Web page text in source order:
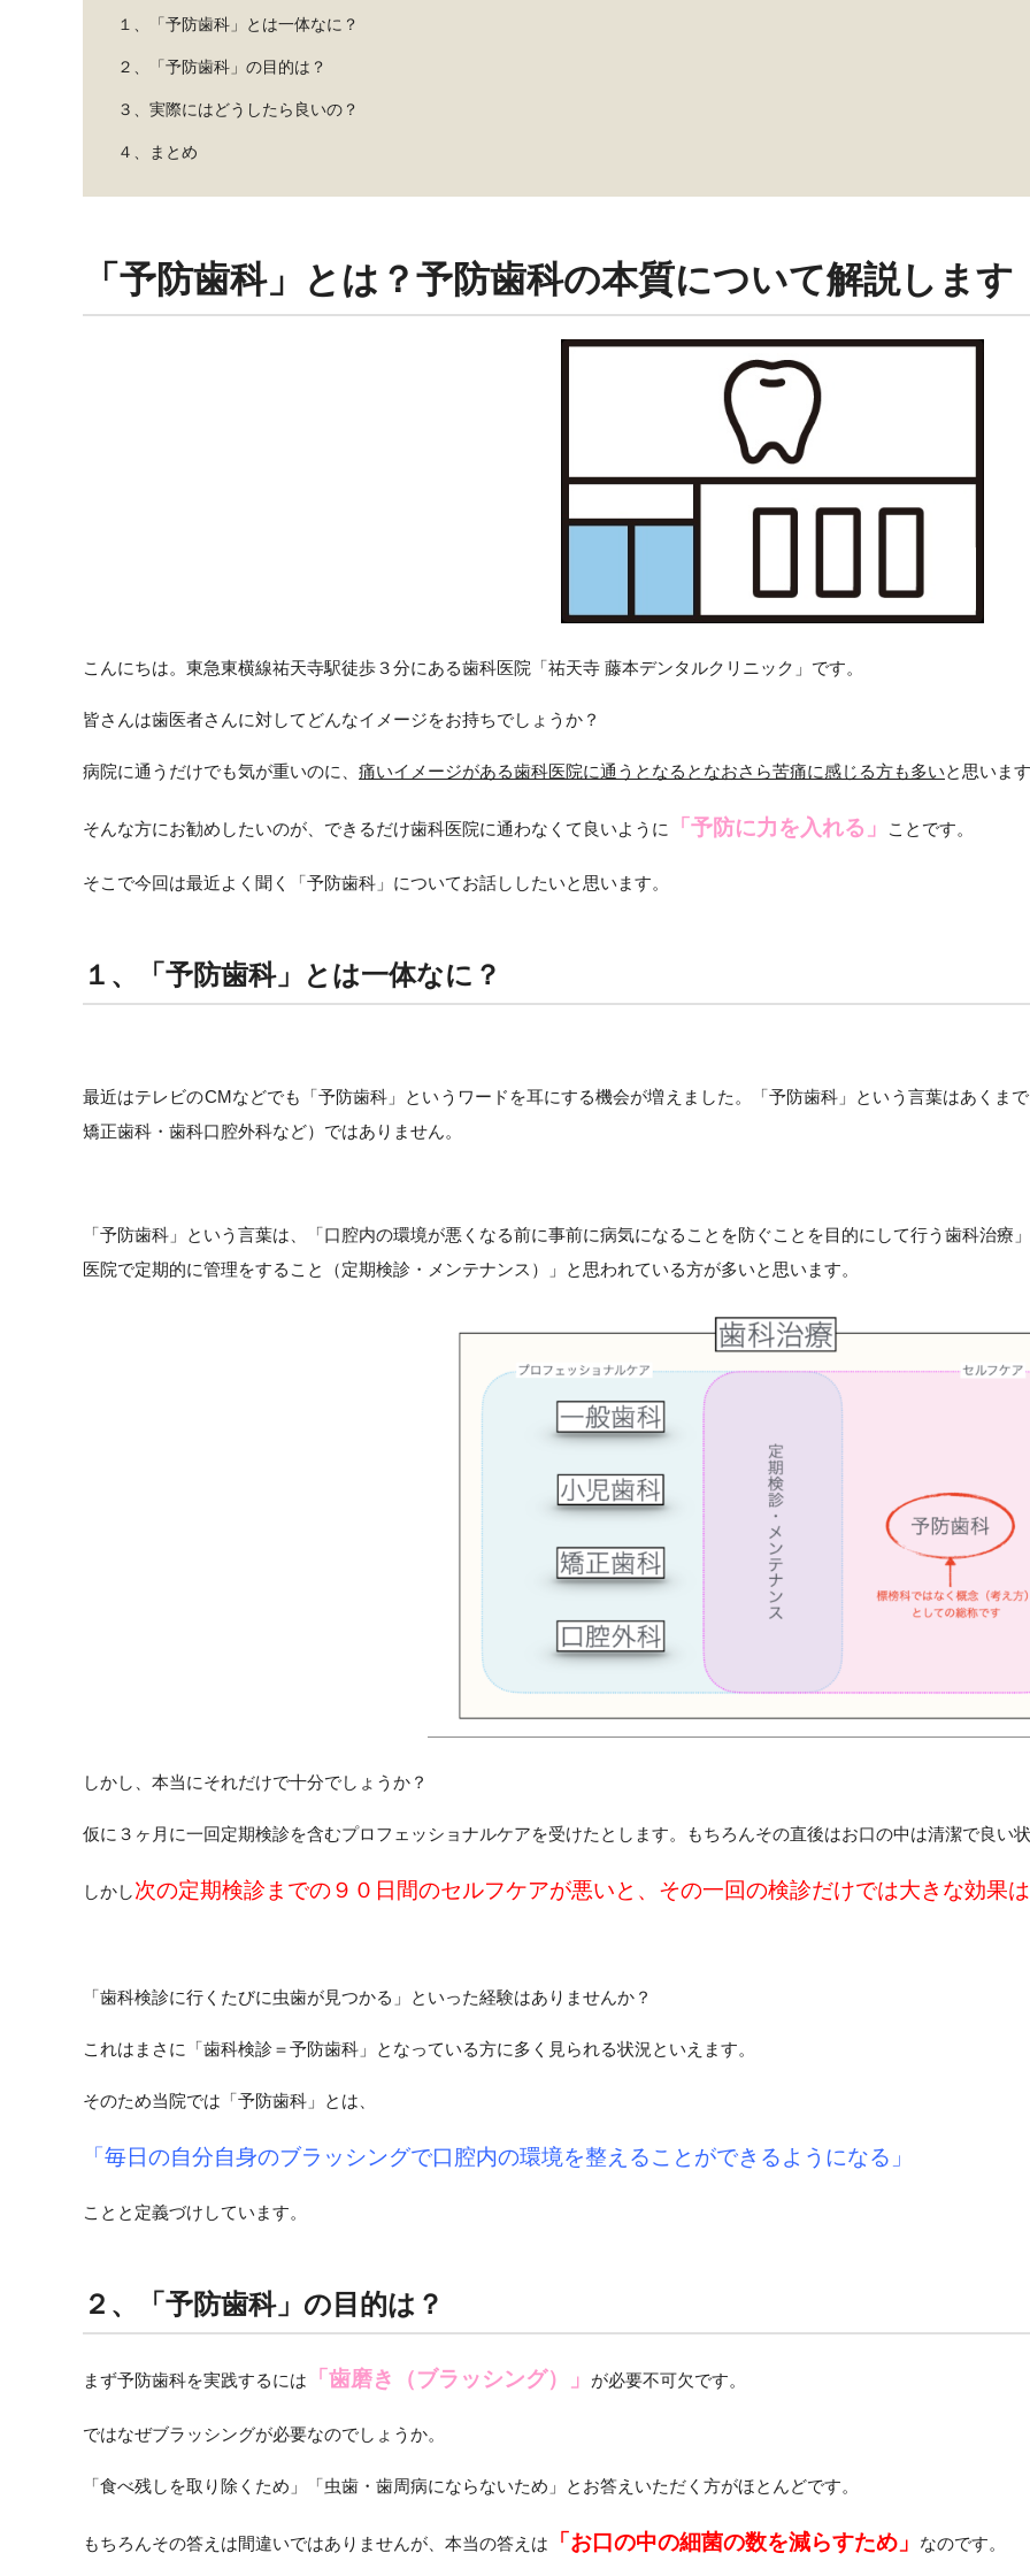
１、「予防歯科」とは一体なに？
２、「予防歯科」の目的は？
３、実際にはどうしたら良いの？
４、まとめ
「予防歯科」とは？予防歯科の本質について解説します
こんにちは。東急東横線祐天寺駅徒歩３分にある歯科医院「祐天寺 藤本デンタルクリニック」です。
皆さんは歯医者さんに対してどんなイメージをお持ちでしょうか？
病院に通うだけでも気が重いのに、 痛いイメージがある歯科医院に通うとなるとなおさら苦痛に感じる方も多いと思いま
そんな方にお勧めしたいのが、できるだけ歯科医院に通わなくて良いように 「予防に力を入れる」 ことです。
そこで今回は最近よく聞く「予防歯科」についてお話ししたいと思います。
１、「予防歯科」とは一体なに？
最近はテレビのCMなどでも「予防歯科」というワードを耳にする機会が増えました。「予防歯科」という言葉はあくま
矯正歯科・歯科口腔外科など）ではありません。
「予防歯科」という言葉は、「口腔内の環境が悪くなる前に事前に病気になることを防ぐことを目的にして行う歯科治療
医院で定期的に管理をすること（定期検診・メンテナンス）」と思われている方が多いと思います。
しかし、本当にそれだけで十分でしょうか？
仮に３ヶ月に一回定期検診を含むプロフェッショナルケアを受けたとします。もちろんその直後はお口の中は清潔で良い
しかし次の定期検診までの９０日間のセルフケアが悪いと、その一回の検診だけでは大きな効果
「歯科検診に行くたびに虫歯が見つかる」といった経験はありませんか？
これはまさに「歯科検診＝予防歯科」となっている方に多く見られる状況といえます。
そのため当院では「予防歯科」とは、
「毎日の自分自身のブラッシングで口腔内の環境を整えることができるようになる」
ことと定義づけしています。
２、「予防歯科」の目的は？
まず予防歯科を実践するには 「歯磨き（ブラッシング）」 が必要不可欠です。
ではなぜブラッシングが必要なのでしょうか。
「食べ残しを取り除くため」「虫歯・歯周病にならないため」とお答えいただく方がほとんどです。
もちろんその答えは間違いではありませんが、本当の答えは 「お口の中の細菌の数を減らすため」 なのです。